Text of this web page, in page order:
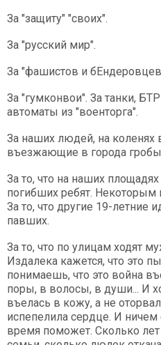
За "защиту" "своих".
За "русский мир".
За "фашистов и
За "гумконвои". За танки,
автоматы из "военторга".
За наших людей, на коленях
въезжающие в города
За то, что на наших
погибших ребят. Некоторым
За то, что другие 19-летние
павших.
За то, что по улицам ходят
Издалека кажется, что это
понимаешь, что это война
поры, в волосы, в души... И
въелась в кожу, а не
испепелила сердце. И
время поможет. Сколько